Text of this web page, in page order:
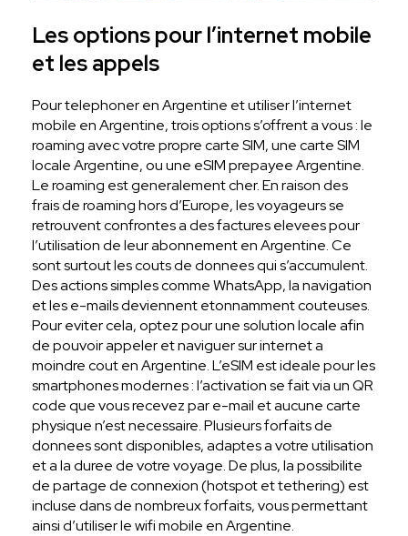
Les options pour l’internet mobile
et les appels
Pour telephoner en Argentine et utiliser l’internet
mobile en Argentine, trois options s’offrent a vous : le
roaming avec votre propre carte SIM, une carte SIM
locale Argentine, ou une eSIM prepayee Argentine.
Le roaming est generalement cher. En raison des
frais de roaming hors d’Europe, les voyageurs se
retrouvent confrontes a des factures elevees pour
l’utilisation de leur abonnement en Argentine. Ce
sont surtout les couts de donnees qui s’accumulent.
Des actions simples comme WhatsApp, la navigation
et les e-mails deviennent etonnamment couteuses.
Pour eviter cela, optez pour une solution locale afin
de pouvoir appeler et naviguer sur internet a
moindre cout en Argentine. L’eSIM est ideale pour les
smartphones modernes : l’activation se fait via un QR
code que vous recevez par e-mail et aucune carte
physique n’est necessaire. Plusieurs forfaits de
donnees sont disponibles, adaptes a votre utilisation
et a la duree de votre voyage. De plus, la possibilite
de partage de connexion (hotspot et tethering) est
incluse dans de nombreux forfaits, vous permettant
ainsi d’utiliser le wifi mobile en Argentine.